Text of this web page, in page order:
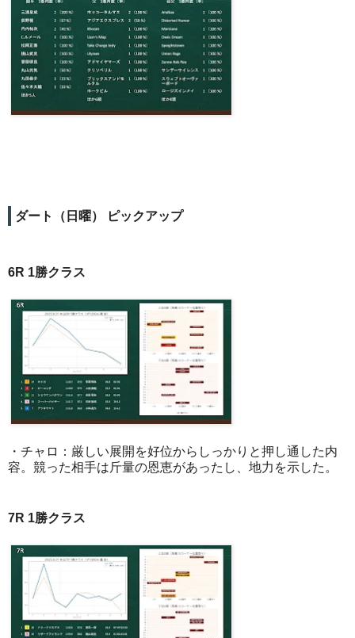
ダート（日曜） ピックアップ
6R 1勝クラス
・チャロ：厳しい展開を好位からしっかりと押し通した内
容。競った相手は斤量の恩恵があったし、地力を示した。
7R 1勝クラス